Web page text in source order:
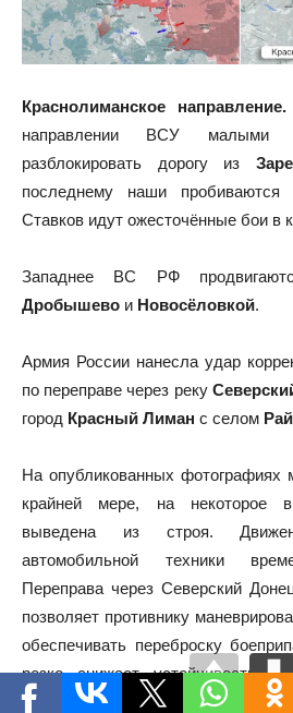
Краснолиманское направление.
направлении ВСУ малыми
разблокировать дорогу из
последнему наши пробиваются
Ставков идут ожесточённые бои в
Западнее ВС РФ
Дробышево и Новосёловкой.
Армия России нанесла удар
по переправе через реку
город Красный Лиман с селом
На опубликованных фотографиях
крайней мере, на некоторое
выведена из строя.
автомобильной техники
Переправа через Северский
позволяет противнику
обеспечивать переброску
резко снижает устойчивость
данном секторе и вынуждает